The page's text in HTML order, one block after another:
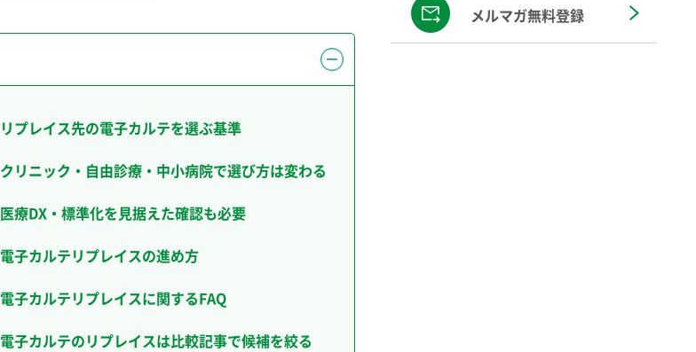
リプレイス先の電子カルテを選ぶ基準
クリニック・自由診療・中小病院で選び方は変わる
医療DX・標準化を見据えた確認も必要
電子カルテリプレイスの進め方
電子カルテリプレイスに関するFAQ
電子カルテのリプレイスは比較記事で候補を絞る
メルマガ無料登録